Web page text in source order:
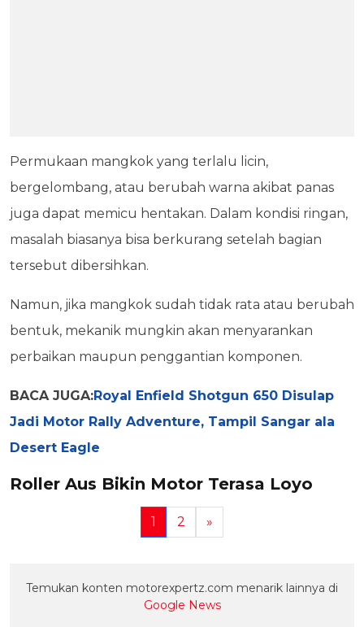
Permukaan mangkok yang terlalu licin,
bergelombang, atau berubah warna akibat panas
juga dapat memicu hentakan. Dalam kondisi ringan,
masalah biasanya bisa berkurang setelah bagian
tersebut dibersihkan.
Namun, jika mangkok sudah tidak rata atau berubah
bentuk, mekanik mungkin akan menyarankan
perbaikan maupun penggantian komponen.
BACA JUGA:Royal Enfield Shotgun 650 Disulap
Jadi Motor Rally Adventure, Tampil Sangar ala
Desert Eagle
Roller Aus Bikin Motor Terasa Loyo
1 2 »
Temukan konten motorexpertz.com menarik lainnya di
Google News